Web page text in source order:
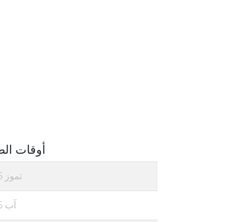
أوقات
تموز 2026 سبتة
آب 2026 سبتة